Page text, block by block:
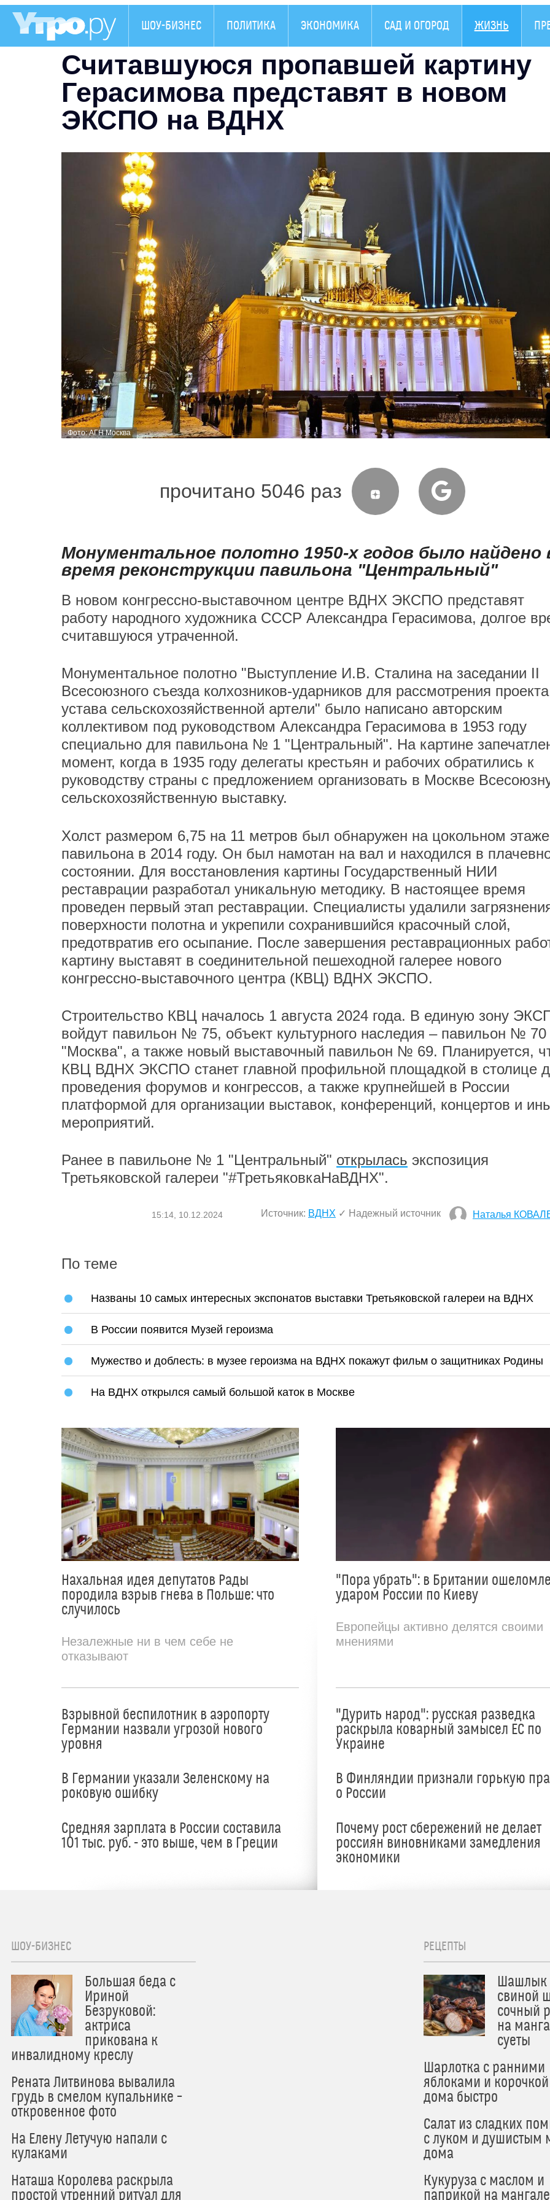
ШОУ-БИЗНЕС ПОЛИТИКА ЭКОНОМИКА САД И ОГОРОД ЖИЗНЬ
Считавшуюся пропавшей картину
Герасимова представят в новом
ЭКСПО на ВДНХ
Фото: АГН Москва
прочитано 5046 раз
Монументальное полотно 1950-х годов было найдено
время реконструкции павильона "Центральный"
В новом конгрессно-выставочном центре ВДНХ ЭКСПО представят
работу народного художника СССР Александра Герасимова, долгое
считавшуюся утраченной.
Монументальное полотно "Выступление И.В. Сталина на заседании II
Всесоюзного съезда колхозников-ударников для рассмотрения проекта
устава сельскохозяйственной артели" было написано авторским
коллективом под руководством Александра Герасимова в 1953 году
специально для павильона № 1 "Центральный". На картине
момент, когда в 1935 году делегаты крестьян и рабочих обратились к
руководству страны с предложением организовать в Москве
сельскохозяйственную выставку.
Холст размером 6,75 на 11 метров был обнаружен на цокольном этаже
павильона в 2014 году. Он был намотан на вал и находился в
состоянии. Для восстановления картины Государственный НИИ
реставрации разработал уникальную методику. В настоящее время
проведен первый этап реставрации. Специалисты удалили
поверхности полотна и укрепили сохранившийся красочный слой,
предотвратив его осыпание. После завершения реставрационных
картину выставят в соединительной пешеходной галерее нового
конгрессно-выставочного центра (КВЦ) ВДНХ ЭКСПО.
Строительство КВЦ началось 1 августа 2024 года. В единую зону
войдут павильон № 75, объект культурного наследия – павильон № 70
"Москва", а также новый выставочный павильон № 69. Планируется,
КВЦ ВДНХ ЭКСПО станет главной профильной площадкой в столице
проведения форумов и конгрессов, а также крупнейшей в России
платформой для организации выставок, конференций, концертов и
мероприятий.
Ранее в павильоне № 1 "Центральный" открылась экспозиция
Третьяковской галереи "#ТретьяковкаНаВДНХ".
15:14, 10.12.2024 Источник: ВДНХ ✓ Надежный источник Наталья
По теме
Названы 10 самых интересных экспонатов выставки Третьяковской галереи на ВДНХ
В России появится Музей героизма
Мужество и доблесть: в музее героизма на ВДНХ покажут фильм о защитниках Родины
На ВДНХ открылся самый большой каток в Москве
Нахальная идея депутатов Рады
породила взрыв гнева в Польше: что
случилось
Незалежные ни в чем себе не
отказывают
Взрывной беспилотник в аэропорту
Германии назвали угрозой нового
уровня
В Германии указали Зеленскому на
роковую ошибку
Средняя зарплата в России составила
101 тыс. руб. - это выше, чем в Греции
"Пора убрать": в Британии
ударом России по Киеву
Европейцы активно делятся своими
мнениями
"Дурить народ": русская разведка
раскрыла коварный замысел ЕС по
Украине
В Финляндии признали горькую
о России
Почему рост сбережений не делает
россиян виновниками замедления
экономики
ШОУ-БИЗНЕС
Большая беда с
Ириной
Безруковой:
актриса
прикована к
инвалидному креслу
Рената Литвинова вывалила
грудь в смелом купальнике –
откровенное фото
На Елену Летучую напали с
кулаками
Наташа Королева раскрыла
простой утренний ритуал для
РЕЦЕПТЫ
Шашлык
свиной
сочный
на
суеты
Шарлотка с ранними
яблоками и
дома быстро
Салат из сладких
с луком и душистым
дома
Кукуруза с маслом и
паприкой на